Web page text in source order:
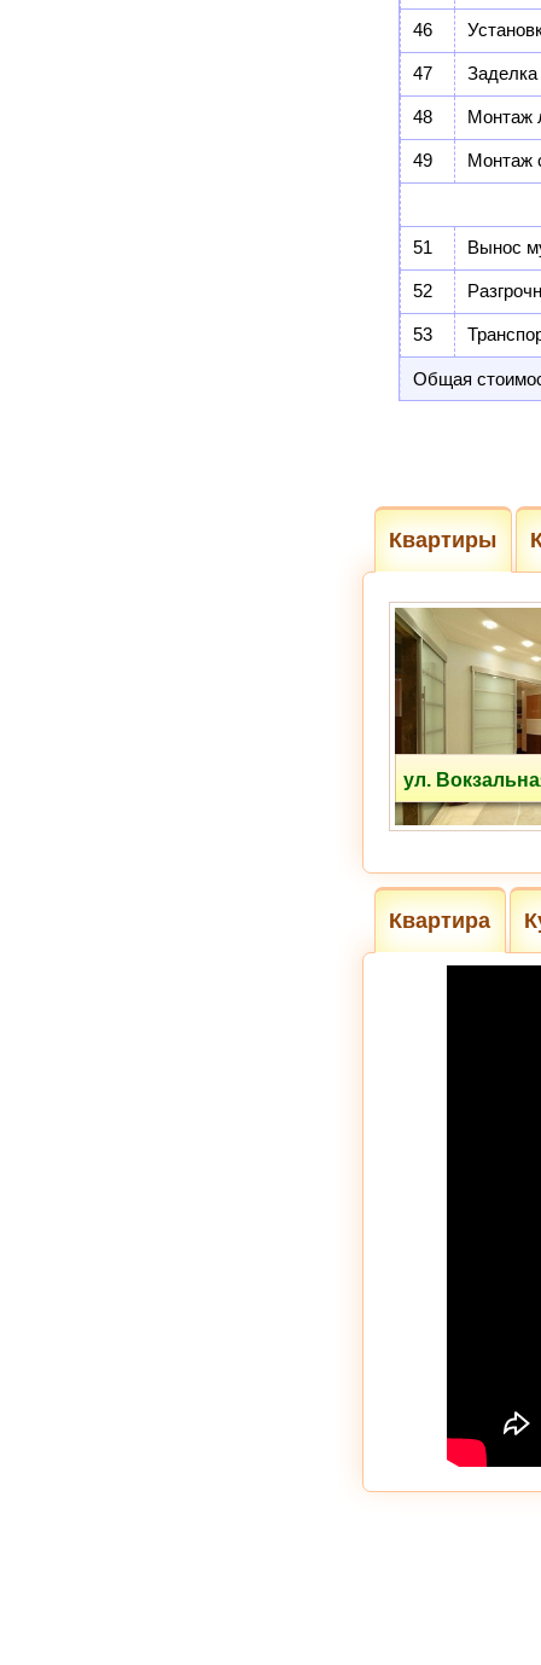
46
47
48 Монтаж
49 Монтаж
51 Вынос
52
53
Общая
Квартиры
ул.
Квартира